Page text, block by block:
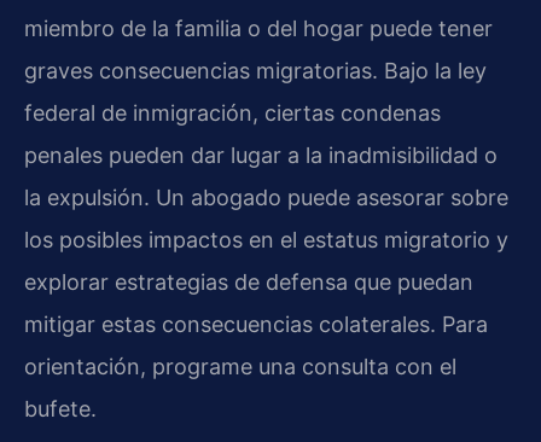
miembro de la familia o del hogar puede tener
graves consecuencias migratorias. Bajo la ley
federal de inmigración, ciertas condenas
penales pueden dar lugar a la inadmisibilidad o
la expulsión. Un abogado puede asesorar sobre
los posibles impactos en el estatus migratorio y
explorar estrategias de defensa que puedan
mitigar estas consecuencias colaterales. Para
orientación, programe una consulta con el
bufete.